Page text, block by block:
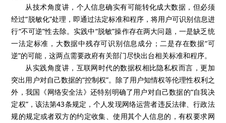
从技术角度讲，个人信息确实有可能转化成大数据，但必须
经过“脱敏化”处理，即通过法定标准和程序，将用户可识别信息进
行“不可逆”性去除。实践中“脱敏”操作存在两大问题，一是缺乏统
一法定标准，大数据中残存可识别信息成分；二是存在数据“可
逆”的可能，这两点需要政府有关部门尽快出台相关标准和程序。
从实践角度讲，互联网时代的数据权相比隐私权而言，更加
突出用户对自己数据的“控制权”。除了用户知情权等伦理性权利之
外，我国《网络安全法》还特别明确了用户对自己数据的“自我决
定权”，该法第43条规定，个人发现网络运营者违反法律、行政法
规的规定或者双方的约定收集、使用其个人信息的，有权要求网